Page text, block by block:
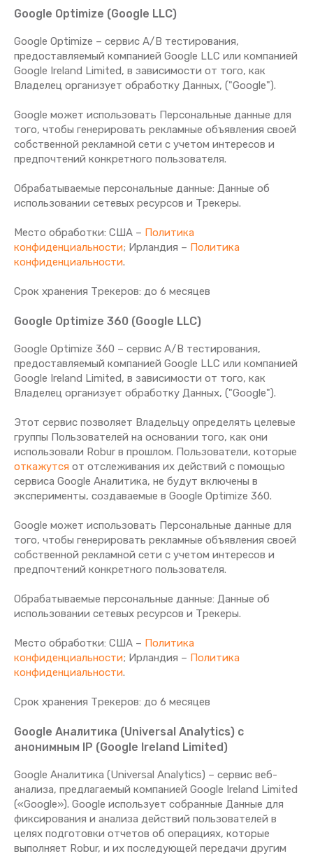
Google Optimize (Google LLC)
Google Optimize – сервис A/B тестирования,
предоставляемый компанией Google LLC или компанией
Google Ireland Limited, в зависимости от того, как
Владелец организует обработку Данных, ("Google").
Google может использовать Персональные данные для
того, чтобы генерировать рекламные объявления своей
собственной рекламной сети с учетом интересов и
предпочтений конкретного пользователя.
Обрабатываемые персональные данные: Данные об
использовании сетевых ресурсов и Трекеры.
Место обработки: США – Политика
конфиденциальности; Ирландия – Политика
конфиденциальности.
Срок хранения Tрекеров: до 6 месяцев
Google Optimize 360 (Google LLC)
Google Optimize 360 – сервис A/B тестирования,
предоставляемый компанией Google LLC или компанией
Google Ireland Limited, в зависимости от того, как
Владелец организует обработку Данных, ("Google").
Этот сервис позволяет Владельцу определять целевые
группы Пользователей на основании того, как они
использовали Robur в прошлом. Пользователи, которые
откажутся от отслеживания их действий с помощью
сервиса Google Аналитика, не будут включены в
эксперименты, создаваемые в Google Optimize 360.
Google может использовать Персональные данные для
того, чтобы генерировать рекламные объявления своей
собственной рекламной сети с учетом интересов и
предпочтений конкретного пользователя.
Обрабатываемые персональные данные: Данные об
использовании сетевых ресурсов и Трекеры.
Место обработки: США – Политика
конфиденциальности; Ирландия – Политика
конфиденциальности.
Срок хранения Tрекеров: до 6 месяцев
Google Аналитика (Universal Analytics) с
анонимным IP (Google Ireland Limited)
Google Аналитика (Universal Analytics) – сервис веб-
анализа, предлагаемый компанией Google Ireland Limited
(«Google»). Google использует собранные Данные для
фиксирования и анализа действий пользователей в
целях подготовки отчетов об операциях, которые
выполняет Robur, и их последующей передачи другим